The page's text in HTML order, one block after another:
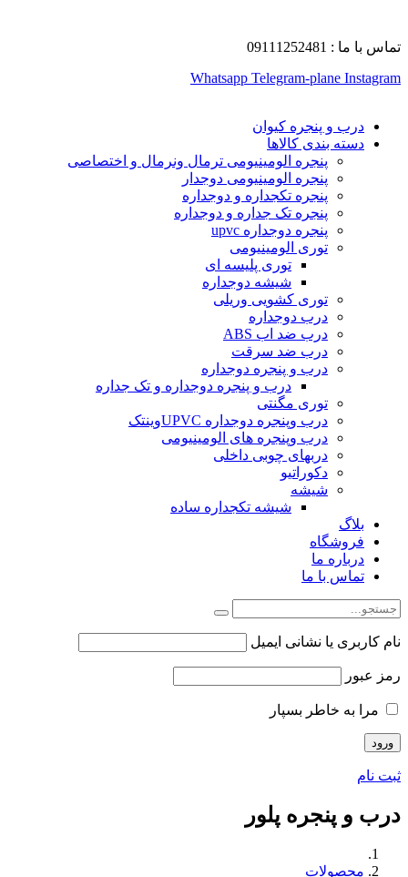
تماس با ما : 09111252481
Whatsapp Telegram-plane Instagram
درب و پنجره کیوان
دسته بندی کالاها
پنجره الومینیومی ترمال ونرمال و اختصاصی
پنجره الومینیومی دوجدار
پنجره تکجداره و دوجداره
پنجره تک جداره و دوجداره
پنجره دوجداره upvc
توری الومینیومی
توری پلیسه ای
شیشه دوجداره
توری کشویی وریلی
درب دوجداره
درب ضد اب ABS
درب ضد سرقت
درب و پنجره دوجداره
درب و پنجره دوجداره و تک جداره
توری مگنتی
درب وپنجره دوجداره UPVCوینتک
درب وپنجره های الومینیومی
دربهای چوبی داخلی
دکوراتیو
شیشه
شیشه تکجداره ساده
بلاگ
فروشگاه
درباره ما
تماس با ما
نام کاربری یا نشانی ایمیل
رمز عبور
مرا به خاطر بسپار
ثبت نام
درب و پنجره پلور
محصولات